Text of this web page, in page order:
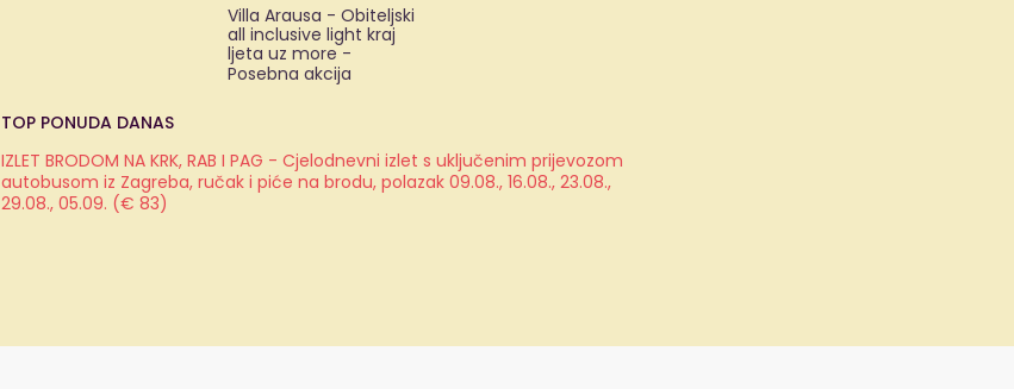
Villa Arausa - Obiteljski
all inclusive light kraj
ljeta uz more -
Posebna akcija
TOP PONUDA DANAS
IZLET BRODOM NA KRK, RAB I PAG - Cjelodnevni izlet s uključenim prijevozom
autobusom iz Zagreba, ručak i piće na brodu, polazak 09.08., 16.08., 23.08.,
29.08., 05.09. (€ 83)